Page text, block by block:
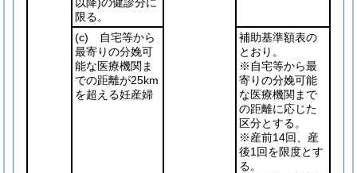
限る。
(c) 自宅等から
最寄りの分娩可
能な医療機関ま
での距離が25km
を超える妊産婦
補助基準額表の
とおり。
※自宅等から最
寄りの分娩可能
な医療機関まで
の距離に応じた
区分とする。
※産前14回、産
後1回を限度とす
る。